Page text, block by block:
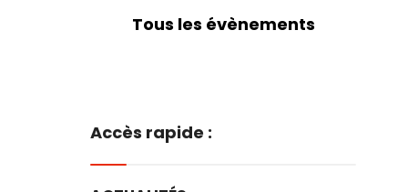
Tous les évènements
Accès rapide :